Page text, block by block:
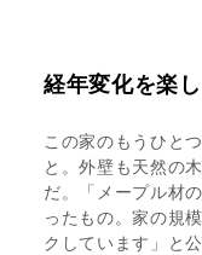
経年変化を楽
この家のもうひと
と。外壁も天然の
だ。「メープル材
ったもの。家の規
クしています」と